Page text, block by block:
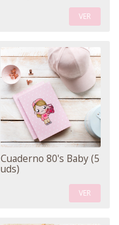
VER
Cuaderno 80's Baby (5
uds)
VER